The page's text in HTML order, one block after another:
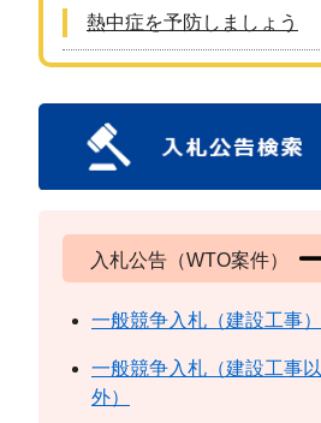
熱中症を予防しましょう
入札公告（WTO案件）
一般競争入札（建設工事）
一般競争入札（建設工事以
外）